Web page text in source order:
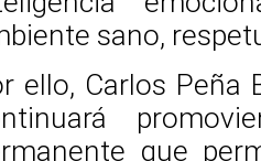
sano,
ello, Carlos Peña
que